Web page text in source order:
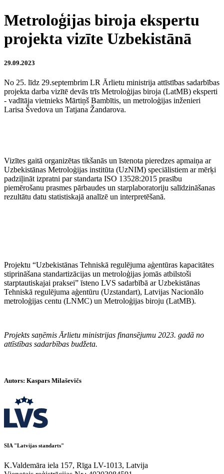
Metroloģijas biroja ekspertu
projekta vizīte Uzbekistānā
29.09.2023
No 25. līdz 29.septembrim LR Ārlietu ministrija attīstības sadarbības
projekta darba vizītē devās trīs Metroloģijas biroja (LatMB) eksperti
- vadītāja vietnieks Mārtiņš Bambītis, un metroloģijas inženieri
Larisa Švedova un Tatjana Žandarova.
Vizītes gaitā organizētas tikšanās un īstenota pieredzes apmaiņa ar
Uzbekistānas Metroloģijas institūta (UzNIM) speciālistiem ar mērķi
padziļināt izpratni par standarta ISO 13528:2015 prasību
piemērošanu prasmes pārbaudes un starplaboratoriju salīdzināšanas
rezultātu datu statistiskajā analīzē un interpretēšanā.
Projektu “Uzbekistānas Tehniskā regulējuma aģentūras kapacitātes
stiprināšana standartizācijas un metroloģijas jomās atbilstoši
starptautiskajai praksei” īsteno LVS sadarbībā ar Uzbekistānas
Tehniskā regulējuma aģentūru (Uzstandart), Latvijas Nacionālo
metroloģijas centu (LNMC) un Metroloģijas biroju (LatMB).
Projekts saņēmis Ārlietu ministrijas finansējumu 2023. gadā no
attīstības sadarbības budžeta.
Autors: Kaspars Milaševičs
SIA "Latvijas standarts"
K.Valdemāra iela 157, Rīga LV-1013, Latvija